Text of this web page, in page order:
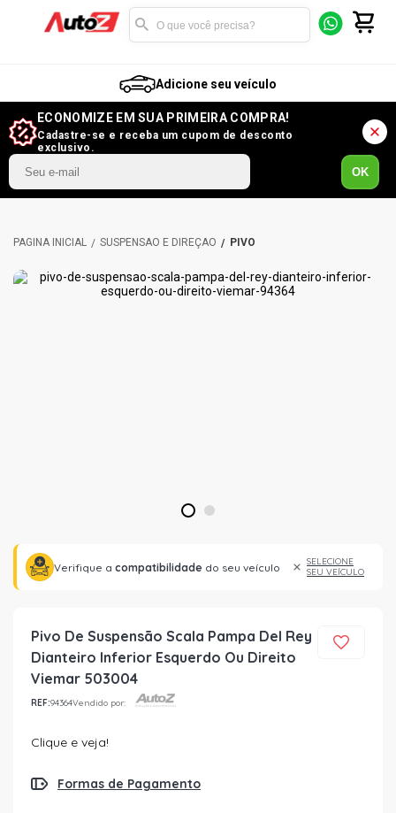
Adicione seu veículo
ECONOMIZE EM SUA PRIMEIRA COMPRA!
Cadastre-se e receba um cupom de desconto
exclusivo.
OK
SUSPENSÃO E DIREÇÃO PIVÔ
1 2
Verifique a compatibilidade do seu veículo
SELECIONE
SEU VEÍCULO
Pivo De Suspensão Scala Pampa Del Rey
Dianteiro Inferior Esquerdo Ou Direito
Viemar 503004
REF:94364Vendido por:
Clique e veja!
Formas de Pagamento